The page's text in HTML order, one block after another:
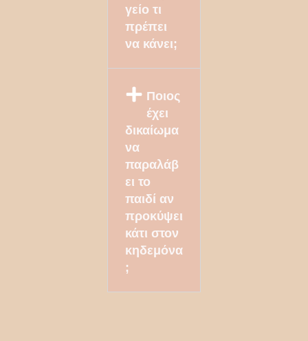
γείο τι
πρέπει
να κάνει;
Ποιος
έχει
δικαίωμα
να
παραλάβ
ει το
παιδί αν
προκύψει
κάτι στον
κηδεμόνα
;